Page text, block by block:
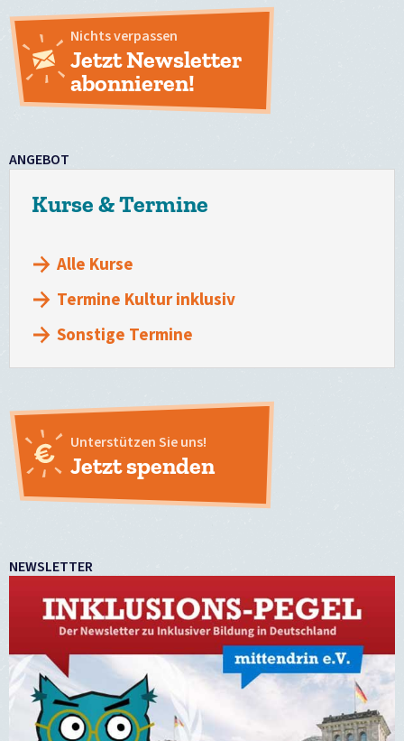
Nichts verpassen
Jetzt Newsletter
abonnieren!
ANGEBOT
Kurse & Termine
Alle Kurse
Termine Kultur inklusiv
Sonstige Termine
Unterstützen Sie uns!
Jetzt spenden
NEWSLETTER